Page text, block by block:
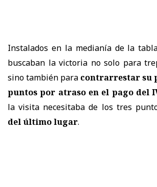
Instalados en la medianía de la
buscaban la victoria no solo para
sino también para contrarrestar su
puntos por atraso en el pago del
la visita necesitaba de los tres
del último lugar.